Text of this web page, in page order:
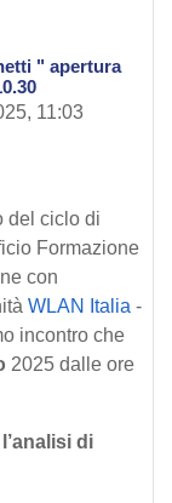
" apertura
11:03
del ciclo di
Formazione
con
WLAN Italia -
incontro che
2025 dalle ore
di